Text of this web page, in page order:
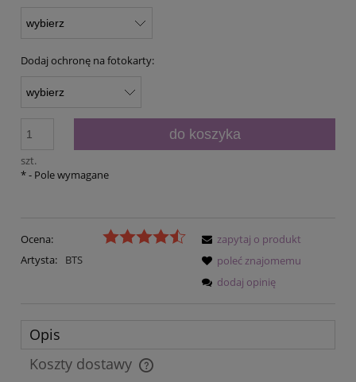
Dodaj ochronę na fotokarty:
szt.
do koszyka
*- Pole wymagane
Ocena:
Artysta:
BTS
zapytaj o produkt
poleć znajomemu
dodaj opinię
Opis
Koszty dostawy
Cena nie zawiera ewentualnych kosztów płatności